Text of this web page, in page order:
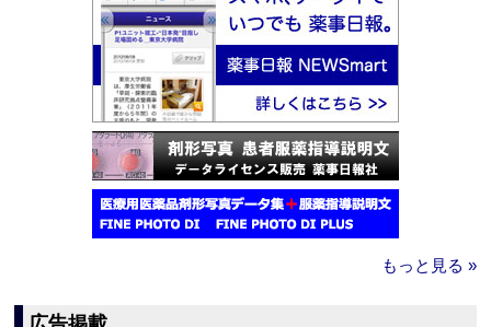
もっと見る »